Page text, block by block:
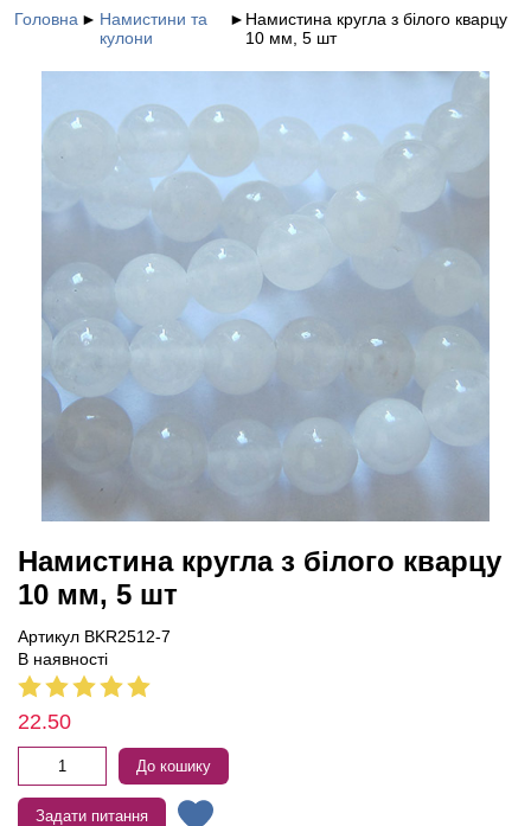
Головна ► Намистини та
кулони
► Намистина кругла з білого кварцу
10 мм, 5 шт
Намистина кругла з білого кварцу
10 мм, 5 шт
Артикул BKR2512-7
В наявності
22.50
До кошику
Задати питання